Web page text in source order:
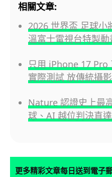
相關文章:
2026 世界盃 足球小
溫富士電視台特製
只用 iPhone 17 Pro
實際測試 放傳統攝
Nature 認證史上最
球、AI 越位判決直
更多精彩文章每日送到電子